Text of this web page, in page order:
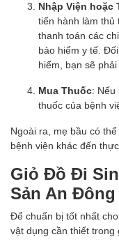
Nhập Viện hoặc
tiến hành làm thủ
thanh toán các
bảo hiểm y tế.
hiểm, bạn sẽ
Mua Thuốc: Nếu
thuốc của bệnh
Ngoài ra, mẹ bầu có
bệnh viện khác đến
Giỏ Đồ Đi
Sản An Đông
Để chuẩn bị tốt nhất
vật dụng cần thiết trong